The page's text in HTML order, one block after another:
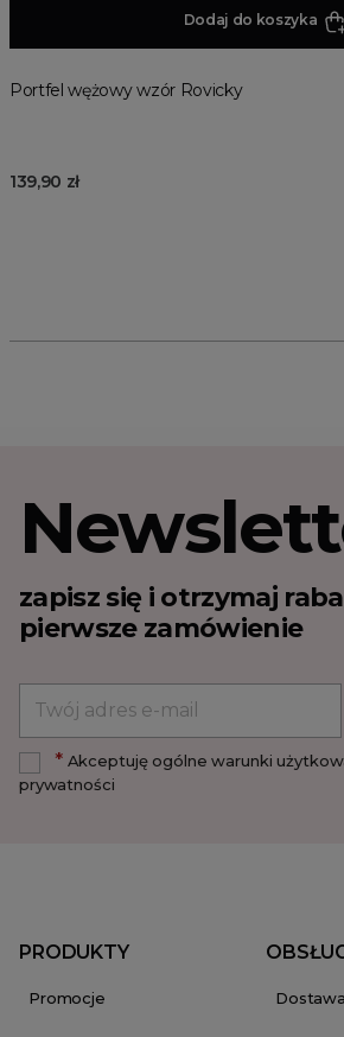
Dodaj do koszyka
Portfel wężowy wzór Rovicky
139,90 zł
zapisz się i otrzymaj
pierwsze zamówienie
*Akceptuję ogólne warunki
prywatności
PRODUKTY
Promocje Dostawa